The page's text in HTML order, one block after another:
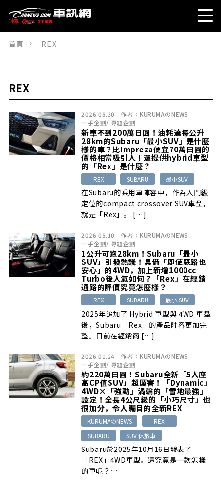
首頁 REX
REX
2026.05.30 作者： KURUMAのNEWS
一手企劃/ 專題企劃
新車不到200萬日圓！油耗達每公升
28km的Subaru「最小SUV」是什麼
樣的車？比Impreza便宜70萬日圓的
價格相當吸引人！還提供hybrid車型
的「Rex」是什麼？
REX SUBARU 最小SUV
在Subaru的乘用車陣容中，作為入門級
定位的compact crossover SUV車型，
就是「Rex」。 […]
2026.05.10 作者： KURUMAのNEWS
一手企劃/ 專題企劃
1公升可跑28km！Subaru「最小
SUV」引發熱議！具備「即使惡路也
安心」的4WD，加上新增1000cc
Turbo後人氣如何？「Rex」在經銷
通路的評價究竟怎麼樣？
REX SUBARU 最小 SUV
2025年追加了 Hybrid 車型與 4WD 車型
後，Subaru「Rex」的產品陣容更加完
整。目前在經銷商 […]
2026.01.24 作者： KURUMAのNEWS
一手企劃/ 專題企劃
約220萬日圓！Subaru全新「5人座
高CP值SUV」超厲害！「Dynamic」
4WD×「強勁」渦輪的「雪地最強」
設定！全長4公尺級的「小巧尺寸」也
很加分，令人矚目的全新REX
KURUMAのNEWS
REX
SUBARU
SUV 休旅車
Subaru於2025年10月16日發表了
「REX」4WD車型。這究竟是一款怎樣
的車呢？…